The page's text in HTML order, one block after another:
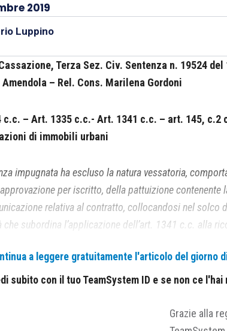
2019
Luppino
Terza Sez. Civ. Sentenza n. 19524
– Rel. Cons. Marilena Gordoni
c.c. – Art. 1335 c.c.- Art. 1341 c.c. – art. 145, c.2
di immobili urbani
impugnata ha escluso la natura vessatoria,
per iscritto, della pattuizione contenente
relativa al contratto, collocandosi nel solco
subordina l’applicazione dell’art. 1341 c.c. alla
uno dei due contraenti[1]”
di un rapporto contrattuale ed è soggetta alla
a leggere gratuitamente l'articolo del giorno
subito con il tuo TeamSystem ID e se non ce
Grazie alla